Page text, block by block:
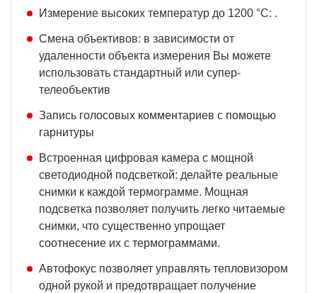
Измерение высоких температур до 1200 °C: .
Смена объективов: в зависимости от
удаленности объекта измерения Вы можете
использовать стандартный или супер-
телеобъектив
Запись голосовых комментариев с помощью
гарнитуры
Встроенная цифровая камера с мощной
светодиодной подсветкой: делайте реальные
снимки к каждой термограмме. Мощная
подсветка позволяет получить легко читаемые
снимки, что существенно упрощает
соотнесение их с термограммами.
Автофокус позволяет управлять тепловизором
одной рукой и предотвращает получение